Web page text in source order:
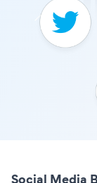
Social Media